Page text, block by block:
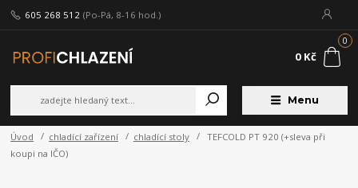
Menu
605 268 512 (Po-Pá, 8-16 hod.)
0
0 Kč
Úvod chladící zařízení chladící stoly
TEFCOLD PT 920 (+sleva při
koupi na IČO)